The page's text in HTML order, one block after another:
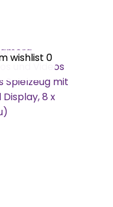
wishlist 0
wishlist 0